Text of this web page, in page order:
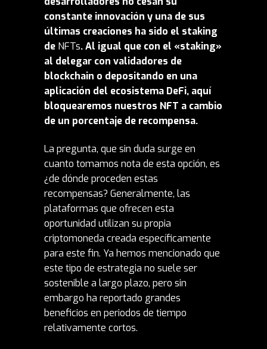
constante innovación y una de sus
últimas creaciones ha sido el staking
de NFTs. Al igual que con el «staking»
al delegar con validadores de
blockchain o depositando en una
aplicación del ecosistema DeFi, aquí
bloquearemos nuestros NFT a cambio
de un porcentaje de recompensa.
La pregunta, que sin duda surge en
cuanto tomamos nota de esta opción, es
¿de dónde proceden estas
recompensas? Generalmente, las
plataformas que ofrecen esta
oportunidad utilizan su propia
criptomoneda creada específicamente
para este fin. Ya hemos mencionado que
este tipo de estrategia no suele ser
sostenible a largo plazo, pero sin
embargo ha reportado grandes
beneficios en periodos de tiempo
relativamente cortos.